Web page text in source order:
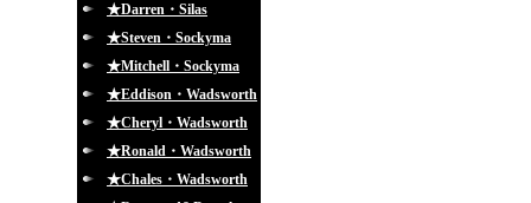
★Darren・Silas
★Steven・Sockyma
★Mitchell・Sockyma
★Eddison・Wadsworth
★Cheryl・Wadsworth
★Ronald・Wadsworth
★Chales・Wadsworth